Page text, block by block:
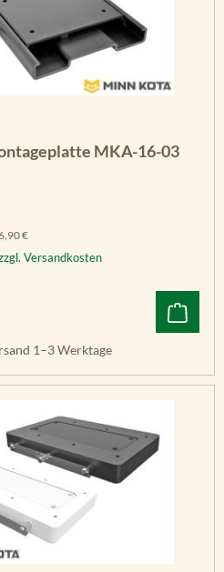
MKA-16-03
Preis:
€
Versandkosten
1–3 Werktage